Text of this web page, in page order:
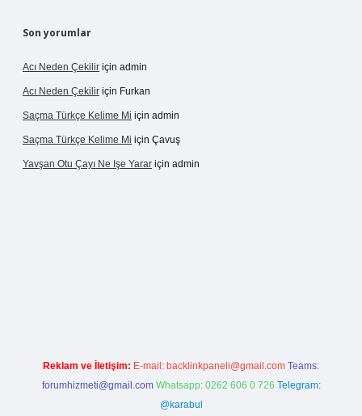
Son yorumlar
Acı Neden Çekilir için admin
Acı Neden Çekilir için Furkan
Saçma Türkçe Kelime Mi için admin
Saçma Türkçe Kelime Mi için Çavuş
Yavşan Otu Çayı Ne Işe Yarar için admin
Reklam ve İletişim: E-mail: backlinkpaneli@gmail.com Teams:
forumhizmeti@gmail.com Whatsapp: 0262 606 0 726 Telegram:
@karabul